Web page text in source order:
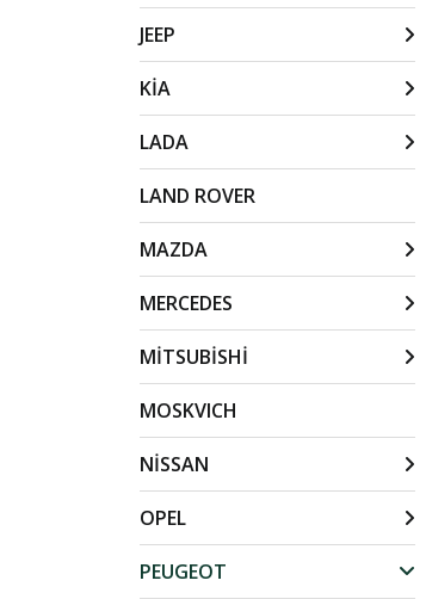
JEEP
KİA
LADA
LAND ROVER
MAZDA
MERCEDES
MİTSUBİSHİ
MOSKVICH
NİSSAN
OPEL
PEUGEOT